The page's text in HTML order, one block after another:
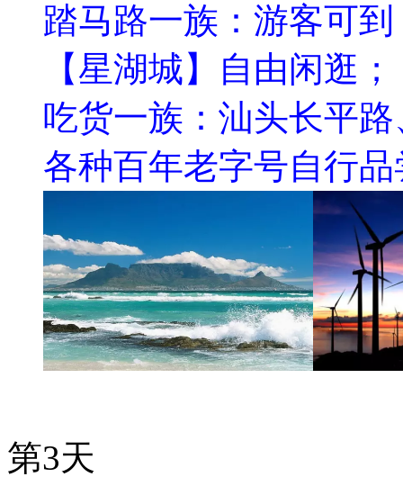
踏马路一族：游客可
【星湖城】自由闲逛；
吃货一族：汕头长平
各种百年老字号自行品
第3天